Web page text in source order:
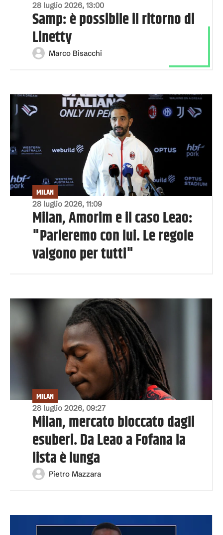
28 luglio 2026, 13:00
Samp: è possibile il ritorno di
Linetty
Marco Bisacchi
28 luglio 2026, 11:09
MILAN
Milan, Amorim e il caso Leao:
"Parleremo con lui. Le regole
valgono per tutti"
28 luglio 2026, 09:27
MILAN
Milan, mercato bloccato dagli
esuberi. Da Leao a Fofana la
lista è lunga
Pietro Mazzara